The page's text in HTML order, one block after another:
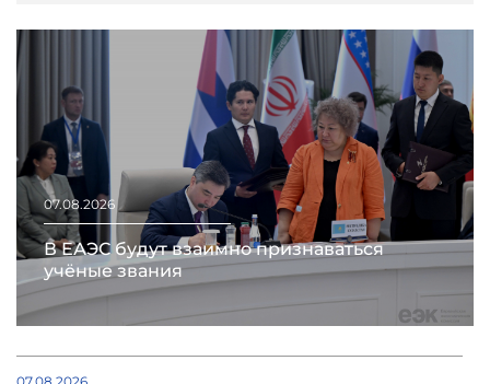
07.08.2026
В ЕАЭС будут взаимно признаваться
учёные звания